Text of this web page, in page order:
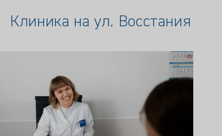
Клиника на ул. Восстания